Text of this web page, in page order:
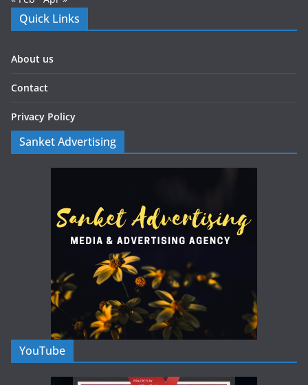
Quick Links
About us
Contact
Privacy Policy
Sanket Advertising
YouTube